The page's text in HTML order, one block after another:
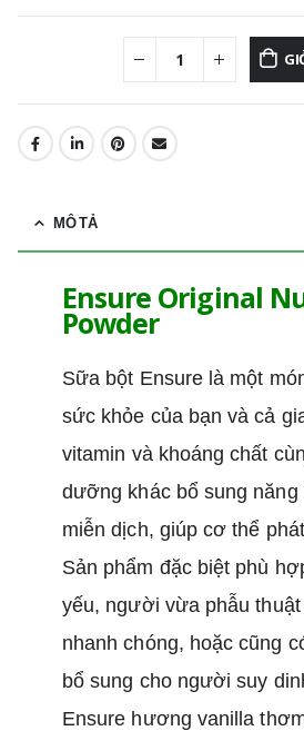
MÔ TẢ
Ensure Original
Powder
Sữa bột Ensure là một
sức khỏe của bạn và cả
vitamin và khoáng chất
dưỡng khác bổ sung
miễn dịch, giúp cơ thể
Sản phẩm đặc biệt phù
yếu, người vừa phẫu
nhanh chóng, hoặc cũng
bổ sung cho người suy
Ensure hương vanilla